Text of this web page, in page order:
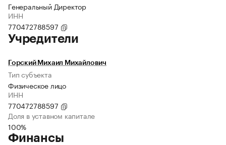
Генеральный Директор
ИНН
770472788597
Учредители
Горский Михаил Михайлович
Тип субъекта
Физическое лицо
ИНН
770472788597
Доля в уставном капитале
100%
Финансы